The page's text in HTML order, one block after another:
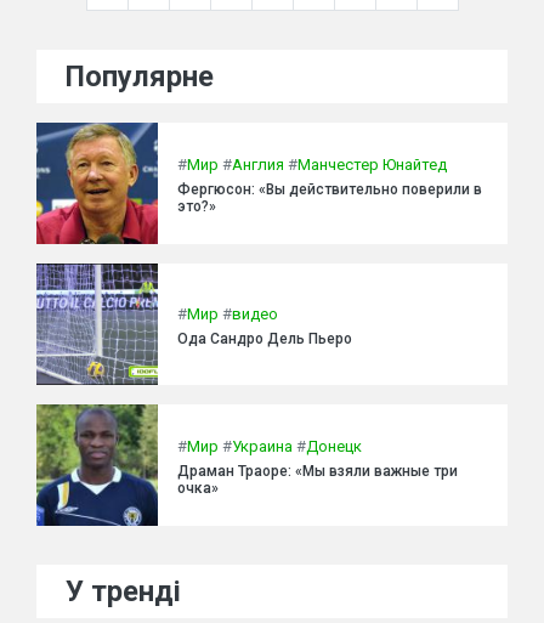
Популярне
#Мир #Англия #Манчестер Юнайтед
Фергюсон: «Вы действительно поверили в
это?»
#Мир #видео
Ода Сандро Дель Пьеро
#Мир #Украина #Донецк
Драман Траоре: «Мы взяли важные три
очка»
У тренді